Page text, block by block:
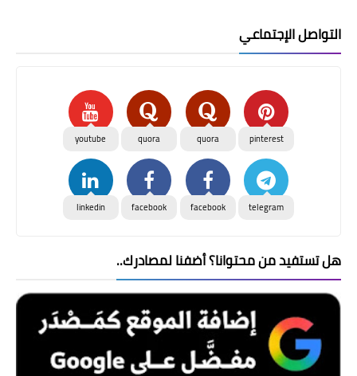
التواصل الإجتماعي
pinterest
quora
quora
youtube
telegram
facebook
facebook
linkedin
هل تستفيد من محتوانا؟ أضفنا لمصادرك..